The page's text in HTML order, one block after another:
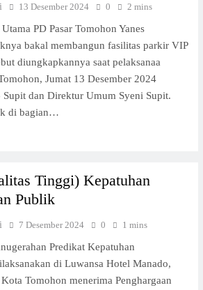
13 Desember 2024 0 2 mins
PD Pasar Tomohon Yanes
bakal membangun fasilitas parkir VIP
diungkapkannya saat pelaksanaa
Jumat 13 Desember 2024
dan Direktur Umum Syeni Supit.
di bagian…
Tinggi) Kepatuhan
Publik
7 Desember 2024 0 1 mins
Predikat Kepatuhan
di Luwansa Hotel Manado,
Tomohon menerima Penghargaan